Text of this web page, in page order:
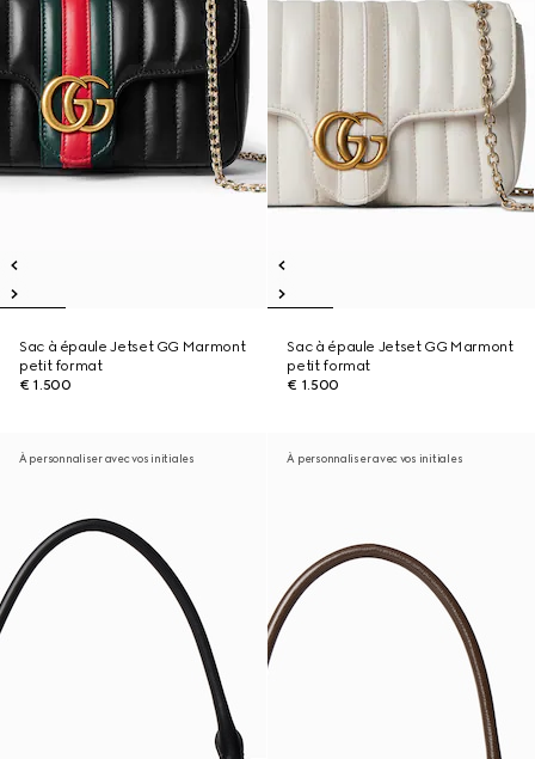
Sac à épaule Jetset GG Marmont
petit format
€ 1.500
Sac à épaule Jetset GG Marmont
petit format
€ 1.500
À personnaliser avec vos initiales À personnaliser avec vos initiales